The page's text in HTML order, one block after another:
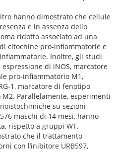
hanno dimostrato che cellule
e in assenza dello
ridotto associato ad una
citochine pro-infiammatorie e
Inoltre, gli studi
di iNOS, marcatore
pro-infiammatorio M1,
1, marcatore di fenotipo
Parallelamente, esperimenti
su sezioni
maschi di 14 mesi, hanno
rispetto a gruppi WT.
che il trattamento
con l’inibitore URB597,